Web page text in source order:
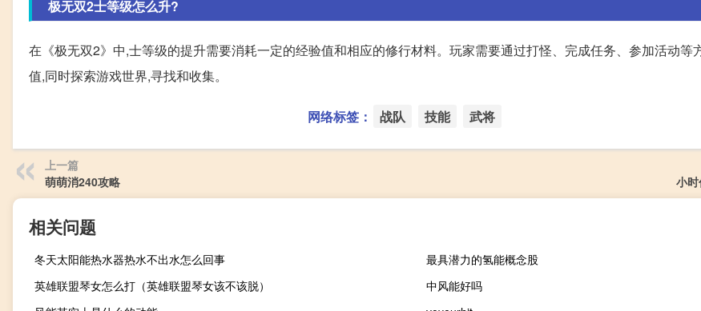
极无双2士等级怎么升?
在《极无双2》中,士等级的提升需要消耗一定的经验值和相应的修行材料。玩家需要通过打怪、完成任务、参加活动等
值,同时探索游戏世界,寻找和收集。
网络标签： 战队 技能 武将
上一篇
萌萌消240攻略
小
相关问题
冬天太阳能热水器热水不出水怎么回事
最具潜力的氢能概念股
英雄联盟琴女怎么打（英雄联盟琴女该不该脱）
中风能好吗